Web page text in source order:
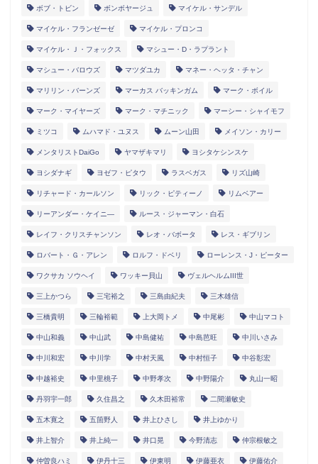
ボブ・トビン ボンボヤージュ マイケル・サンデル
マイケル・フランゼーゼ マイケル・プロンコ
マイケル・Ｊ・フォックス マシュー・D・ラプラント
マシュー・バロウズ マツダユカ マネー・ヘッタ・チャン
マリリン・バーンズ マーカス バッキンガム マーク・ボイル
マーク・マイヤーズ マーク・マチニック マーシー・シャイモフ
ミツコ ムハマド・ユヌス ムーン山田 メイソン・カリー
メンタリストDaiGo ヤマザキマリ ヨシタケシンスケ
ヨシダナギ ヨゼフ・ピタウ ラスベガス リズ山崎
リチャード・カールソン リック・ピティーノ リムベアー
リーアンダー・ケイニ― ルース・ジャーマン・白石
レイフ・クリスチャンソン レオ・バボータ レス・ギブリン
ロバート・Ｇ・アレン ロルフ・ドベリ ローレンス・J・ピーター
ワクサカ ソウヘイ ワッキー貝山 ヴェルヘルムIII世
三上かつら 三宅裕之 三島由紀夫 三木雄信
三橋貴明 三輪裕範 上大岡トメ 中尾彬 中山マコト
中山和義 中山武 中島健祐 中島芭旺 中川いさみ
中川和宏 中川学 中村天風 中村恒子 中谷彰宏
中越裕史 中里桃子 中野孝次 中野陽介 丸山一昭
丹羽宇一郎 久住昌之 久木田裕常 二間瀬敏史
五木寛之 五箇野人 井上ひさし 井上ゆかり
井上智介 井上純一 井口晃 今野清志 仲宗根敏之
仲曽良ハミ 伊丹十三 伊東明 伊藤亜衣 伊藤佑介